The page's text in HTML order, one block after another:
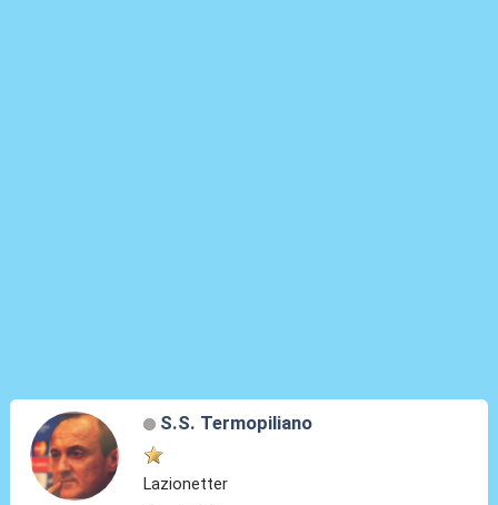
S.S. Termopiliano
Lazionetter